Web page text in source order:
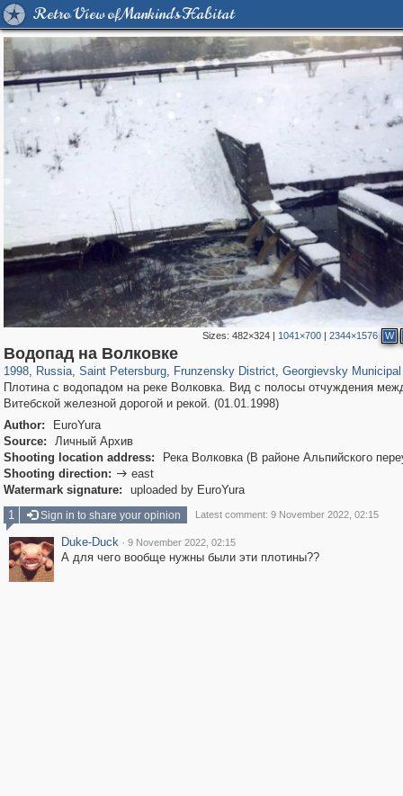
Retro View of Mankind's Habitat
Sizes: 482×324| 1041×700| 2344×1576 W
Водопад на Волковке
1998, Russia
1,407,406 29,248
, Saint Petersburg
197,269 5,714
, Frunzensky District
2,499
, Georgievsky
Плотина с водопадом на реке Волковка. Вид с полосы отчуждения
Витебской железной дорогой и рекой. (01.01.1998)
Author:
EuroYura
Source:
Личный Архив
Shooting location address:
Река Волковка (В районе Альпийского
Shooting direction:  east
Watermark signature:
uploaded by EuroYura
1
Sign in to share your opinion Latest comment: 9 November 2022, 02:15
Duke-Duck · 9 November 2022, 02:15
А для чего вообще нужны были эти плотины??